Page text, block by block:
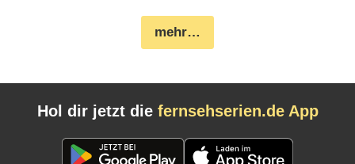
mehr…
Hol dir jetzt die fernsehserien.de App